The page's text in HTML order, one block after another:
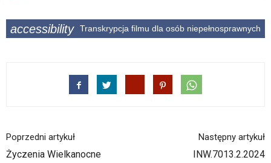
accessibility Transkrypcja filmu dla osób niepełnosprawnych
Poprzedni artykuł
Życzenia Wielkanocne
Następny artykuł
INW.7013.2.2024